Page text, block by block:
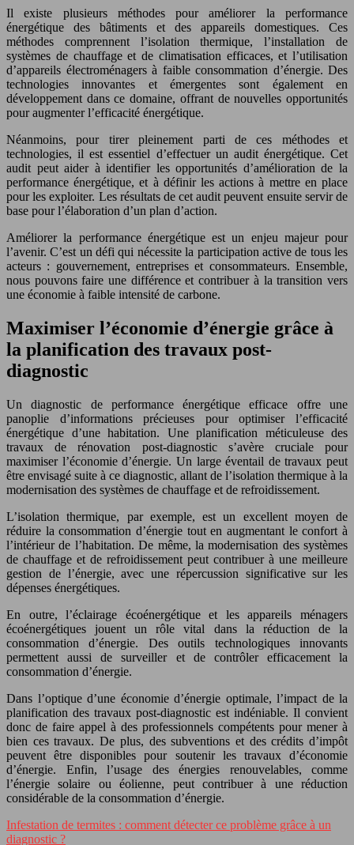
Il existe plusieurs méthodes pour améliorer la performance
énergétique des bâtiments et des appareils domestiques. Ces
méthodes comprennent l’isolation thermique, l’installation de
systèmes de chauffage et de climatisation efficaces, et l’utilisation
d’appareils électroménagers à faible consommation d’énergie. Des
technologies innovantes et émergentes sont également en
développement dans ce domaine, offrant de nouvelles opportunités
pour augmenter l’efficacité énergétique.
Néanmoins, pour tirer pleinement parti de ces méthodes et
technologies, il est essentiel d’effectuer un audit énergétique. Cet
audit peut aider à identifier les opportunités d’amélioration de la
performance énergétique, et à définir les actions à mettre en place
pour les exploiter. Les résultats de cet audit peuvent ensuite servir de
base pour l’élaboration d’un plan d’action.
Améliorer la performance énergétique est un enjeu majeur pour
l’avenir. C’est un défi qui nécessite la participation active de tous les
acteurs : gouvernement, entreprises et consommateurs. Ensemble,
nous pouvons faire une différence et contribuer à la transition vers
une économie à faible intensité de carbone.
Maximiser l’économie d’énergie grâce à
la planification des travaux post-
diagnostic
Un diagnostic de performance énergétique efficace offre une
panoplie d’informations précieuses pour optimiser l’efficacité
énergétique d’une habitation. Une planification méticuleuse des
travaux de rénovation post-diagnostic s’avère cruciale pour
maximiser l’économie d’énergie. Un large éventail de travaux peut
être envisagé suite à ce diagnostic, allant de l’isolation thermique à la
modernisation des systèmes de chauffage et de refroidissement.
L’isolation thermique, par exemple, est un excellent moyen de
réduire la consommation d’énergie tout en augmentant le confort à
l’intérieur de l’habitation. De même, la modernisation des systèmes
de chauffage et de refroidissement peut contribuer à une meilleure
gestion de l’énergie, avec une répercussion significative sur les
dépenses énergétiques.
En outre, l’éclairage écoénergétique et les appareils ménagers
écoénergétiques jouent un rôle vital dans la réduction de la
consommation d’énergie. Des outils technologiques innovants
permettent aussi de surveiller et de contrôler efficacement la
consommation d’énergie.
Dans l’optique d’une économie d’énergie optimale, l’impact de la
planification des travaux post-diagnostic est indéniable. Il convient
donc de faire appel à des professionnels compétents pour mener à
bien ces travaux. De plus, des subventions et des crédits d’impôt
peuvent être disponibles pour soutenir les travaux d’économie
d’énergie. Enfin, l’usage des énergies renouvelables, comme
l’énergie solaire ou éolienne, peut contribuer à une réduction
considérable de la consommation d’énergie.
Infestation de termites : comment détecter ce problème grâce à un
diagnostic ?